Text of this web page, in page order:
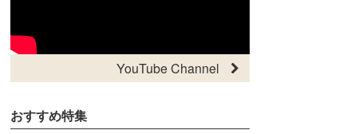
YouTube Channel
おすすめ特集